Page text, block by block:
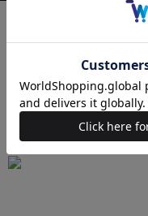
COMME des GARCONS